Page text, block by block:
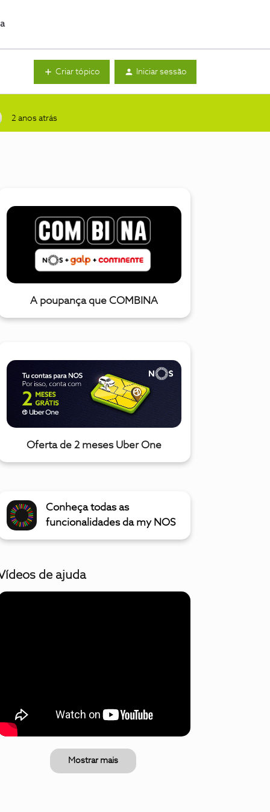
Criar tópico Iniciar sessão
2 anos atrás
A poupança que COMBINA
Oferta de 2 meses Uber One
Conheça todas as
funcionalidades da my NOS
de ajuda
Mostrar mais